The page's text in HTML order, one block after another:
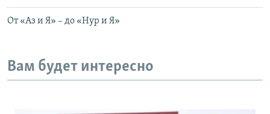
От «Аз и Я» – до «Нур и Я»
Вам будет интересно